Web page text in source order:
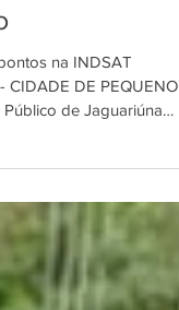
Alto Grau
na INDSAT
de Jaguariúna